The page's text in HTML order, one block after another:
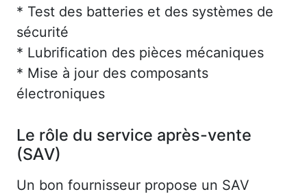
* Test des batteries et des systèmes de
sécurité
* Lubrification des pièces mécaniques
* Mise à jour des composants
électroniques
Le rôle du service après-vente
(SAV)
Un bon fournisseur propose un SAV